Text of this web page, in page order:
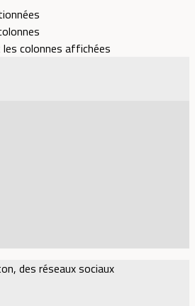
colonnes affichées
des réseaux sociaux